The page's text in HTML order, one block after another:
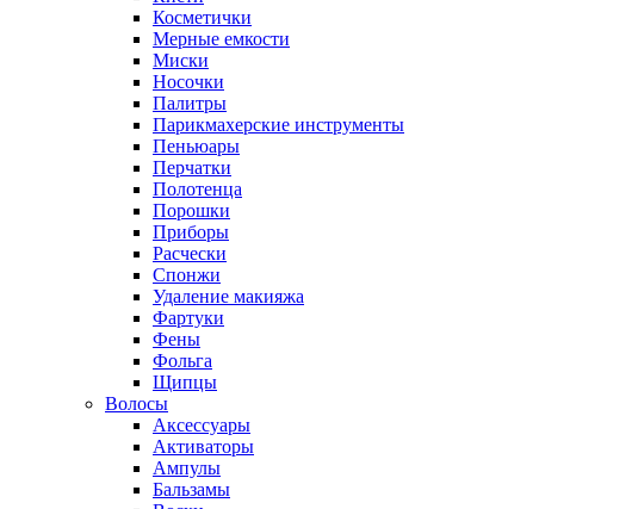
Косметички
Мерные емкости
Миски
Носочки
Палитры
Парикмахерские инструменты
Пеньюары
Перчатки
Полотенца
Порошки
Приборы
Расчески
Спонжи
Удаление макияжа
Фартуки
Фены
Фольга
Щипцы
Волосы
Аксессуары
Активаторы
Ампулы
Бальзамы